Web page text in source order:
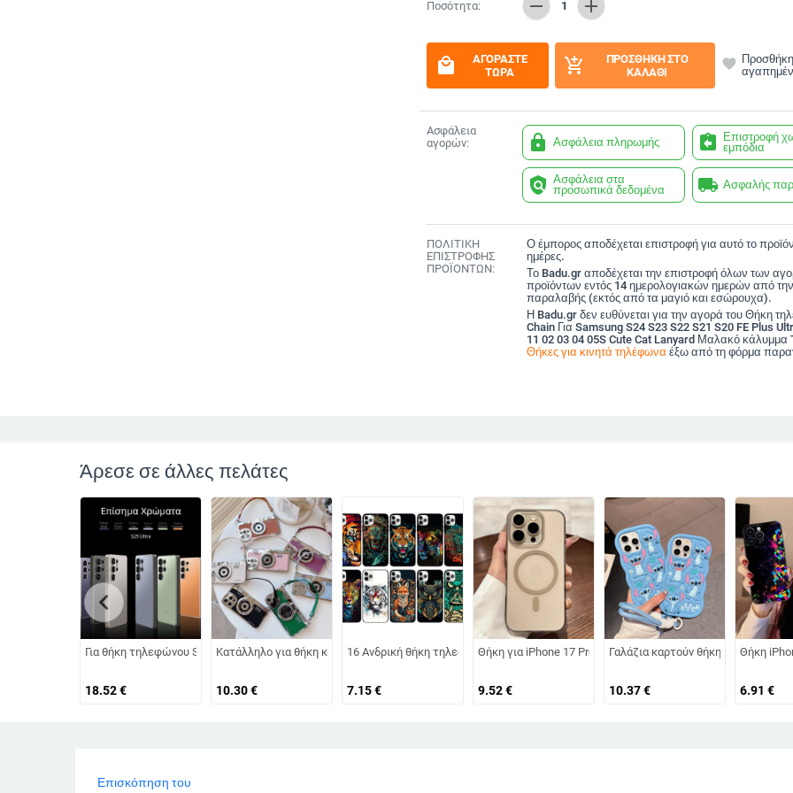
Ποσότητα: remove 1 add
local_mall
ΑΓΟΡΆΣΤΕ
ΤΏΡΑ
add_shopping_cart
ΠΡΟΣΘΉΚΗ ΣΤΟ
ΚΑΛΆΘΙ
favorite
Ασφάλεια
αγορών:
lock Ασφάλεια πληρωμής assignment_return Επιστροφή
εμπόδια
policy Ασφάλεια στα
προσωπικά δεδομένα
local_shipping Ασφαλής
ΠΟΛΙΤΙΚΗ
ΕΠΙΣΤΡΟΦΗΣ
ΠΡΟΪΟΝΤΩΝ:
Ο έμπορος αποδέχεται επιστροφή για αυτό το
ημέρες.
Το Badu.gr αποδέχεται την επιστροφή όλων των
προϊόντων εντός 14 ημερολογιακών ημερών από
παραλαβής (εκτός από τα μαγιό και εσώρουχα).
Η Badu.gr δεν ευθύνεται για την αγορά του Θήκη
Chain Για Samsung S24 S23 S22 S21 S20 FE Plus
11 02 03 04 05S Cute Cat Lanyard Μαλακό κάλυμμα
Θήκες για κινητά τηλέφωνα έξω από τη φόρμα
Άρεσε σε άλλες πελάτες
Για θήκη τηλεφώνου Samsung S25Ultra AG αίσθηση δέρματος Galaxy S24 S23 προστατευτική θήκη προσομοίωσης κινητού τηλεφώνου
18.52€
Κατάλληλο για θήκη κινητού τηλεφώνου Apple 16promax, ρετρό, φορητή, ηλεκτρολυτική, προστατευτική θήκη
10.30€
16 Ανδρική θήκη τηλεφώνου με κεφάλι τίγρης και ζώο για Apple 14 Pro Max,
7.15€
Θήκη για iPhone 17 Pro Max, PC ματ φινίρισμα, μαγνητική
9.52€
Γαλάζια καρτούν θήκη σιλικόνης
10.37€
Θήκη
6.91 €
chevron_left
Επισκόπηση του